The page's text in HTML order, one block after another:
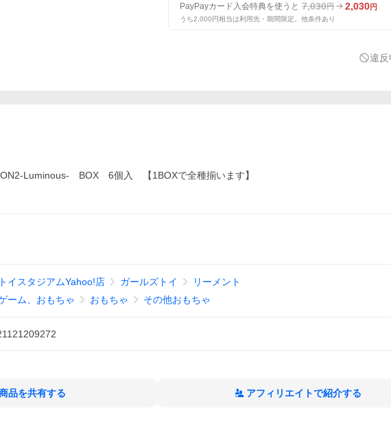
PayPayカード入会特典を使うと 7,030円 2,030円
うち2,000円相当は利用先・期間限定。他条件あり
違反
Luminous- BOX 6個入 【1BOXで全種揃います】
トイスタジアムYahoo!店 ガールズトイ
リーメント
ーム、おもちゃ
おもちゃ その他おもちゃ
品を共有する アフィリエイトで紹介する